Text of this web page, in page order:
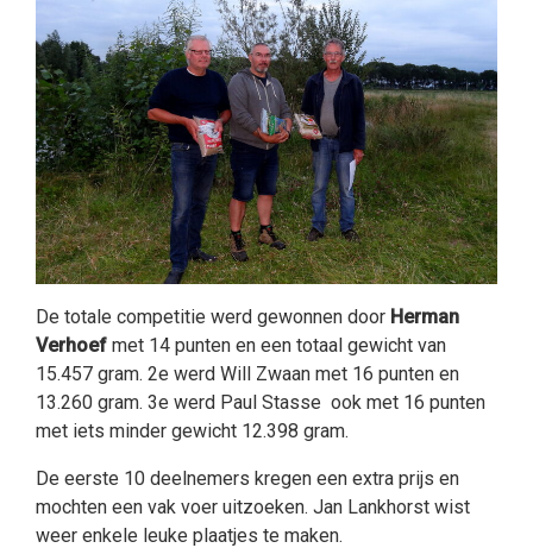
De totale competitie werd gewonnen door Herman
Verhoef met 14 punten en een totaal gewicht van
15.457 gram. 2e werd Will Zwaan met 16 punten en
13.260 gram. 3e werd Paul Stasse ook met 16 punten
met iets minder gewicht 12.398 gram.
De eerste 10 deelnemers kregen een extra prijs en
mochten een vak voer uitzoeken. Jan Lankhorst wist
weer enkele leuke plaatjes te maken.